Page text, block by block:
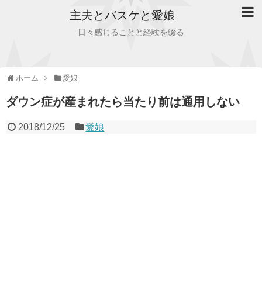
主夫とバスケと愛娘
日々感じることと経験を綴る
ホーム 愛娘
ダウン症が産まれたら当たり前は通用しない
2018/12/25 愛娘